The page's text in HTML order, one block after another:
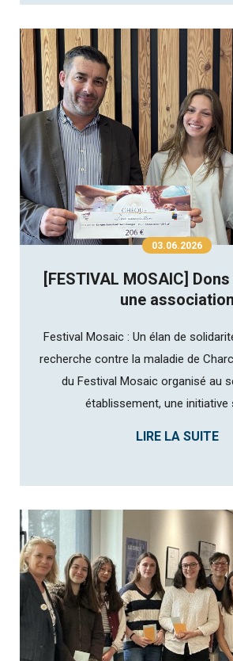
03.06.2026
[FESTIVAL MOSAIC]
une association
Festival Mosaic : Un élan de
recherche contre la maladie de
du Festival Mosaic organisé au
établissement, une initiative
LIRE LA SUITE